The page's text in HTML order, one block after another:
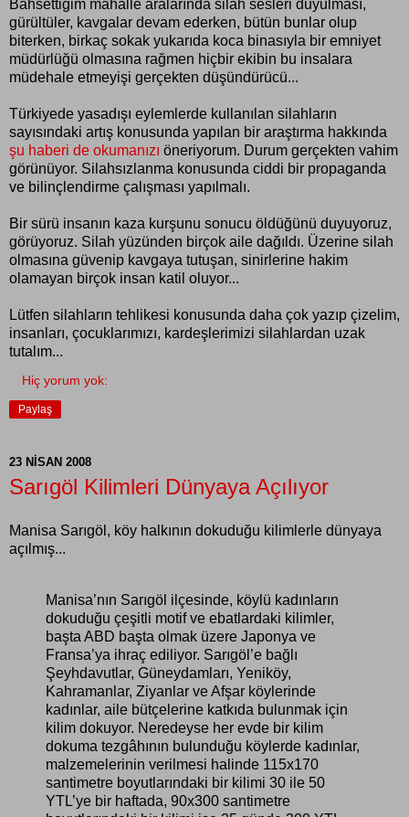
Bahsettiğim mahalle aralarında silah sesleri duyulması,
gürültüler, kavgalar devam ederken, bütün bunlar olup
biterken, birkaç sokak yukarıda koca binasıyla bir emniyet
müdürlüğü olmasına rağmen hiçbir ekibin bu insalara
müdehale etmeyişi gerçekten düşündürücü...
Türkiyede yasadışı eylemlerde kullanılan silahların
sayısındaki artış konusunda yapılan bir araştırma hakkında
şu haberi de okumanızı öneriyorum. Durum gerçekten vahim
görünüyor. Silahsızlanma konusunda ciddi bir propaganda
ve bilinçlendirme çalışması yapılmalı.
Bir sürü insanın kaza kurşunu sonucu öldüğünü duyuyoruz,
görüyoruz. Silah yüzünden birçok aile dağıldı. Üzerine silah
olmasına güvenip kavgaya tutuşan, sinirlerine hakim
olamayan birçok insan katil oluyor...
Lütfen silahların tehlikesi konusunda daha çok yazıp çizelim,
insanları, çocuklarımızı, kardeşlerimizi silahlardan uzak
tutalım...
Hiç yorum yok:
Paylaş
23 NISAN 2008
Sarıgöl Kilimleri Dünyaya Açılıyor
Manisa Sarıgöl, köy halkının dokuduğu kilimlerle dünyaya
açılmış...
Manisa’nın Sarıgöl ilçesinde, köylü kadınların
dokuduğu çeşitli motif ve ebatlardaki kilimler,
başta ABD başta olmak üzere Japonya ve
Fransa’ya ihraç ediliyor. Sarıgöl’e bağlı
Şeyhdavutlar, Güneydamları, Yeniköy,
Kahramanlar, Ziyanlar ve Afşar köylerinde
kadınlar, aile bütçelerine katkıda bulunmak için
kilim dokuyor. Neredeyse her evde bir kilim
dokuma tezgâhının bulunduğu köylerde kadınlar,
malzemelerinin verilmesi halinde 115x170
santimetre boyutlarındaki bir kilimi 30 ile 50
YTL’ye bir haftada, 90x300 santimetre